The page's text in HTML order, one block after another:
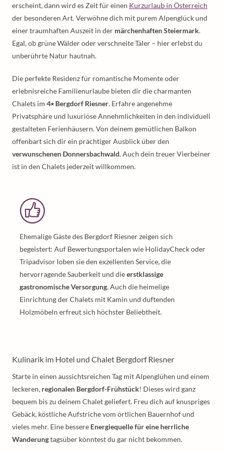
erscheint, dann wird es Zeit für einen Kurzurlaub in Österreich
der besonderen Art. Verwöhne dich mit purem Alpenglück und
einer traumhaften Auszeit in der märchenhaften Steiermark.
Egal, ob grüne Wälder oder verschneite Täler – hier erlebst du
unberührte Natur hautnah.
Die perfekte Residenz für romantische Momente oder
erlebnisreiche Familienurlaube bieten dir die charmanten
Chalets im 4⭑ Bergdorf Riesner. Erfahre angenehme
Privatsphäre und luxuriöse Annehmlichkeiten in den individuell
gestalteten Ferienhäusern. Von deinem gemütlichen Balkon
offenbart sich dir ein prächtiger Ausblick über den
verwunschenen Donnersbachwald. Auch dein treuer Vierbeiner
ist in den Chalets jederzeit willkommen.
Ehemalige Gäste des Bergdorf Riesner zeigen sich
begeistert: Auf Bewertungsportalen wie HolidayCheck oder
Tripadvisor loben sie den exzellenten Service, die
hervorragende Sauberkeit und dieerstklassige
gastronomische Versorgung. Auch die heimelige
Einrichtung der Chalets mit Kamin und duftenden
Holzmöbeln erfreut sich höchster Beliebtheit.
Kulinarik im Hotel und Chalet Bergdorf Riesner
Starte in einen aussichtsreichen Tag mit Alpenglühen und einem
leckeren, regionalen Bergdorf-Frühstück! Dieses wird ganz
bequem bis zu deinem Chalet geliefert. Freu dich auf knuspriges
Gebäck, köstliche Aufstriche vom örtlichen Bauernhof und
vieles mehr. Eine bessere Energiequelle für eine herrliche
Wanderungtagsüber könntest du gar nicht bekommen.